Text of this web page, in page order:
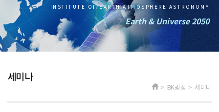
INSTITUTE OF EARTH ATMOSPHERE ASTRONOMY
Earth & Universe 2050
세미나
> BK광장 > 세미나